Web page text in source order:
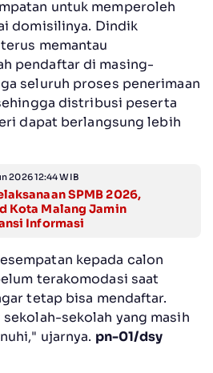
untuk memperoleh
domisilinya. Dindik
memantau
pendaftar di masing-
seluruh proses penerimaan
distribusi peserta
dapat berlangsung lebih
2026 12:44 WIB
SPMB 2026,
Kota Malang Jamin
Informasi
kepada calon
terakomodasi saat
tetap bisa mendaftar.
sekolah yang masih
ujarnya. pn-01/dsy